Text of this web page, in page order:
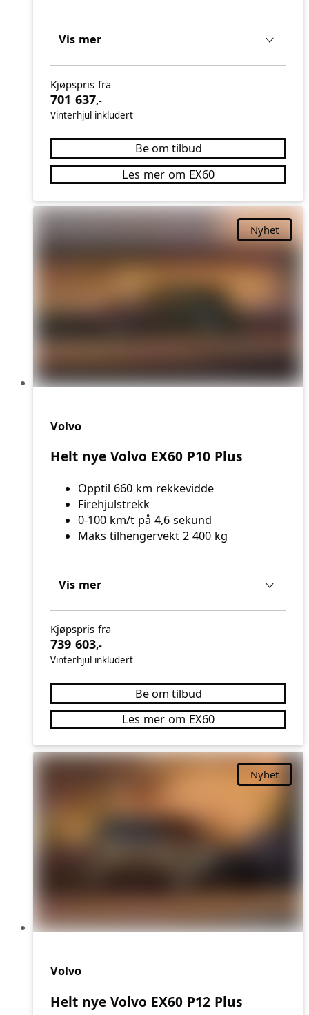
Vis mer
Kjøpspris fra
701 637,-
Vinterhjul inkludert
Be om tilbud
Les mer om EX60
Nyhet
Volvo
Helt nye Volvo EX60 P10 Plus
Opptil 660 km rekkevidde
Firehjulstrekk
0-100 km/t på 4,6 sekund
Maks tilhengervekt 2 400 kg
Vis mer
Kjøpspris fra
739 603,-
Vinterhjul inkludert
Be om tilbud
Les mer om EX60
Nyhet
Volvo
Helt nye Volvo EX60 P12 Plus